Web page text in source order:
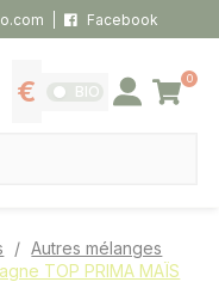
Facebook
Afficher les tarifs
BIO Se connecter
0
Panier
Autres mélanges
TOP PRIMA MAÏS